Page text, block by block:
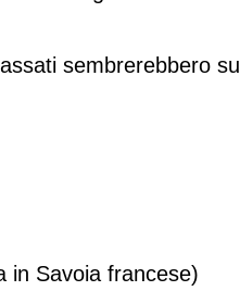
sembrerebbero
in Savoia francese)